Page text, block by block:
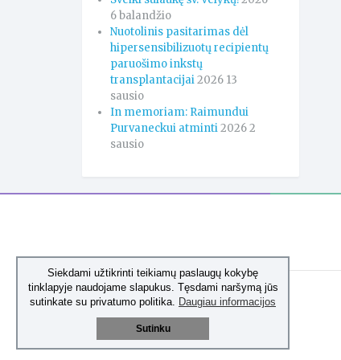
Siekdami užtikrinti teikiamų paslaugų kokybę
tinklapyje naudojame slapukus. Tęsdami naršymą jūs
sutinkate su privatumo politika. Daugiau informacijos
Sutinku
6 balandžio
Nuotolinis pasitarimas dėl
hipersensibilizuotų recipientų
paruošimo inkstų
transplantacijai2026 13
sausio
In memoriam: Raimundui
Purvaneckui atminti2026 2
sausio